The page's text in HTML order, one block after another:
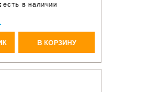
есть в наличии
В КОРЗИНУ